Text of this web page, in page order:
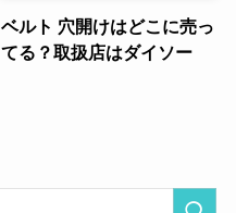
ベルト 穴開けはどこに売っ
てる？取扱店はダイソー